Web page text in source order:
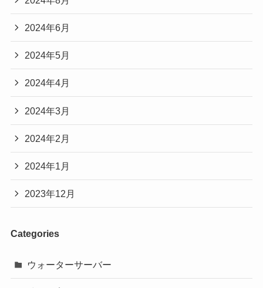
2024年6月
2024年5月
2024年4月
2024年3月
2024年2月
2024年1月
2023年12月
Categories
ウォーターサーバー